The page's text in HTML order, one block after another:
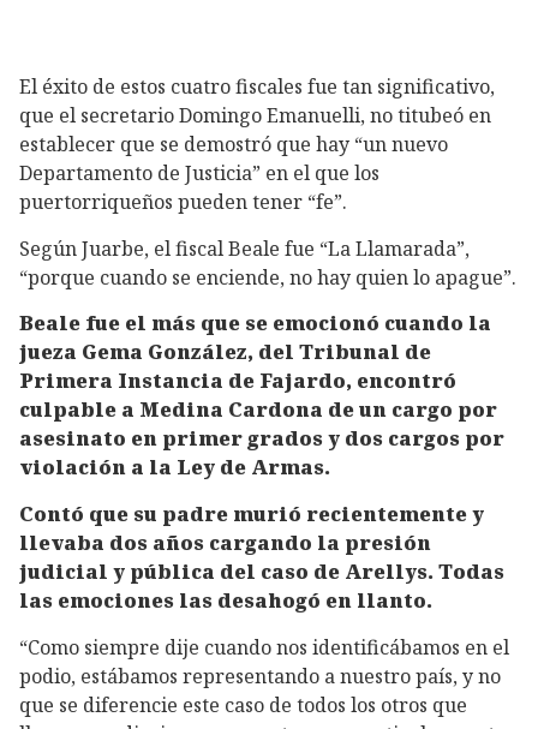
El éxito de estos cuatro fiscales fue tan significativo,
que el secretario Domingo Emanuelli, no titubeó en
establecer que se demostró que hay “un nuevo
Departamento de Justicia” en el que los
puertorriqueños pueden tener “fe”.
Según Juarbe, el fiscal Beale fue “La Llamarada”,
“porque cuando se enciende, no hay quien lo apague”.
Beale fue el más que se emocionó cuando la
jueza Gema González, del Tribunal de
Primera Instancia de Fajardo, encontró
culpable a Medina Cardona de un cargo por
asesinato en primer grados y dos cargos por
violación a la Ley de Armas.
Contó que su padre murió recientemente y
llevaba dos años cargando la presión
judicial y pública del caso de Arellys. Todas
las emociones las desahogó en llanto.
“Como siempre dije cuando nos identificábamos en el
podio, estábamos representando a nuestro país, y no
que se diferencie este caso de todos los otros que